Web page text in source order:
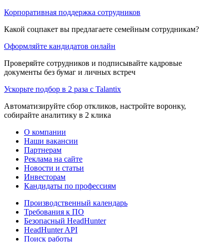
Корпоративная поддержка сотрудников
Какой соцпакет вы предлагаете семейным сотрудникам?
Оформляйте кандидатов онлайн
Проверяйте сотрудников и подписывайте кадровые
документы без бумаг и личных встреч
Ускорьте подбор в 2 раза с Talantix
Автоматизируйте сбор откликов, настройте воронку,
собирайте аналитику в 2 клика
О компании
Наши вакансии
Партнерам
Реклама на сайте
Новости и статьи
Инвесторам
Кандидаты по профессиям
Производственный календарь
Требования к ПО
Безопасный HeadHunter
HeadHunter API
Поиск работы